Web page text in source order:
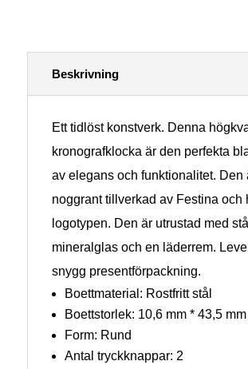
Beskrivning
Ett tidlöst konstverk. Denna
kronografklocka är den perfekta
av elegans och funktionalitet. Den
noggrant tillverkad av Festina och
logotypen. Den är utrustad med
mineralglas och en läderrem.
snygg presentförpackning.
Boettmaterial: Rostfritt stål
Boettstorlek: 10,6 mm * 43,5 mm
Form: Rund
Antal tryckknappar: 2